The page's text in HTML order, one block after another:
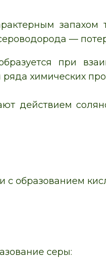
запахом
—
при
химических
действием
образованием
серы: